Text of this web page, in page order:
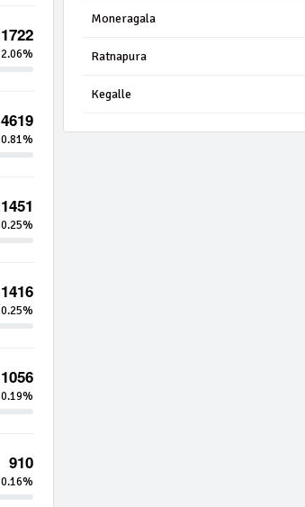
2.06%
4619
0.81%
1451
0.25%
1416
0.25%
1056
0.19%
910
0.16%
Moneragala
Ratnapura
Kegalle